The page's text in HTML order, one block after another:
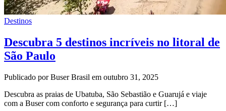
Destinos
Descubra 5 destinos incríveis no litoral de
São Paulo
Publicado por Buser Brasil em outubro 31, 2025
Descubra as praias de Ubatuba, São Sebastião e Guarujá e viaje
com a Buser com conforto e segurança para curtir […]